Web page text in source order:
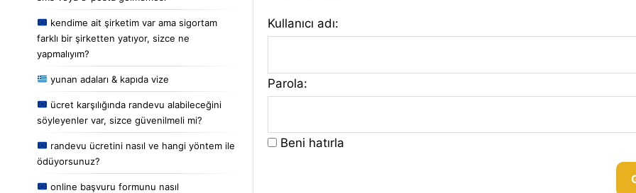
kendime ait şirketim var ama sigortam
farklı bir şirketten yatıyor, sizce ne
yapmalıyım?
yunan adaları & kapıda vize
ücret karşılığında randevu alabileceğini
söyleyenler var, sizce güvenilmeli mi?
randevu ücretini nasıl ve hangi yöntem ile
ödüyorsunuz?
online başvuru formunu nasıl
Kullanıcı adı:
Parola:
Beni hatırla